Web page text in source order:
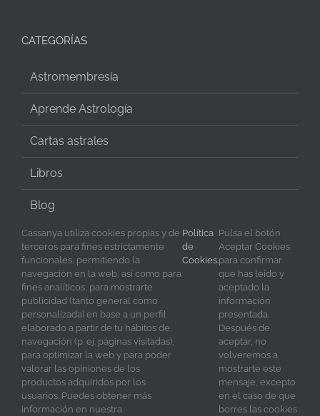
SÍGUENOS EN REDES
Cassanya utiliza cookies propias y de
terceros para fines estrictamente
funcionales, permitiendo la
navegación en la web, así como para
fines analíticos, para mostrarte
publicidad (tanto general como
personalizada) en base a un perfil
elaborado a partir de tu hábitos de
navegación (p. ej. páginas visitadas),
para optimizar la web y para poder
valorar las opiniones de los
productos adquiridos por los
usuarios. Puedes obtener más
información en nuestra
Política
de
Cookies.
Pulsa el botón
Aceptar Cookies
para confirmar
que has leído y
aceptado la
información
presentada.
Después de
aceptar, no
volveremos a
mostrarte este
mensaje, excepto
en el caso de que
borres las cookies